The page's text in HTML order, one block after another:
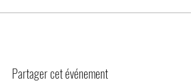
Partager cet événement